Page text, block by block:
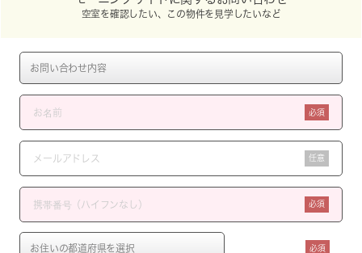
空室を確認したい、この物件を見学したいなど
必須
任意
必須
必須